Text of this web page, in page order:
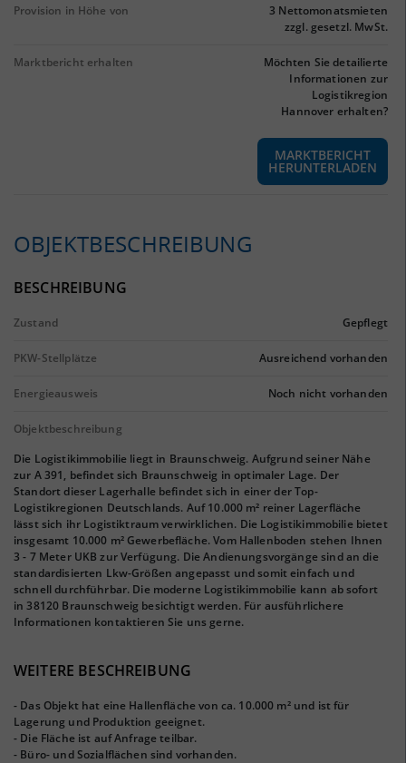
Provision in Höhe von
3 Nettomonatsmieten
zzgl. gesetzl. MwSt.
Marktbericht erhalten
Möchten Sie detailierte
Informationen zur
Logistikregion
Hannover erhalten?
MARKTBERICHT
HERUNTERLADEN
OBJEKTBESCHREIBUNG
BESCHREIBUNG
Zustand Gepflegt
PKW-Stellplätze Ausreichend vorhanden
Energieausweis Noch nicht vorhanden
Objektbeschreibung
Die Logistikimmobilie liegt in Braunschweig. Aufgrund seiner Nähe
zur A 391, befindet sich Braunschweig in optimaler Lage. Der
Standort dieser Lagerhalle befindet sich in einer der Top-
Logistikregionen Deutschlands. Auf 10.000 m² reiner Lagerfläche
lässt sich ihr Logistiktraum verwirklichen. Die Logistikimmobilie bietet
insgesamt 10.000 m² Gewerbefläche. Vom Hallenboden stehen Ihnen
3 - 7 Meter UKB zur Verfügung. Die Andienungsvorgänge sind an die
standardisierten Lkw-Größen angepasst und somit einfach und
schnell durchführbar. Die moderne Logistikimmobilie kann ab sofort
in 38120 Braunschweig besichtigt werden. Für ausführlichere
Informationen kontaktieren Sie uns gerne.
WEITERE BESCHREIBUNG
- Das Objekt hat eine Hallenfläche von ca. 10.000 m² und ist für
Lagerung und Produktion geeignet.
- Die Fläche ist auf Anfrage teilbar.
- Büro- und Sozialflächen sind vorhanden.